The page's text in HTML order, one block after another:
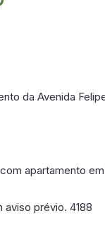
da Avenida
apartamento
aviso prévio. 4188
imóvel estarão